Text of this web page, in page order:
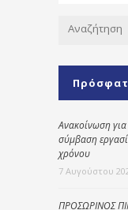
Ανακοίνωση
σύμβαση
χρόνου
7 Αυγούστου
ΠΡΟΣΩΡΙΝΟΣ